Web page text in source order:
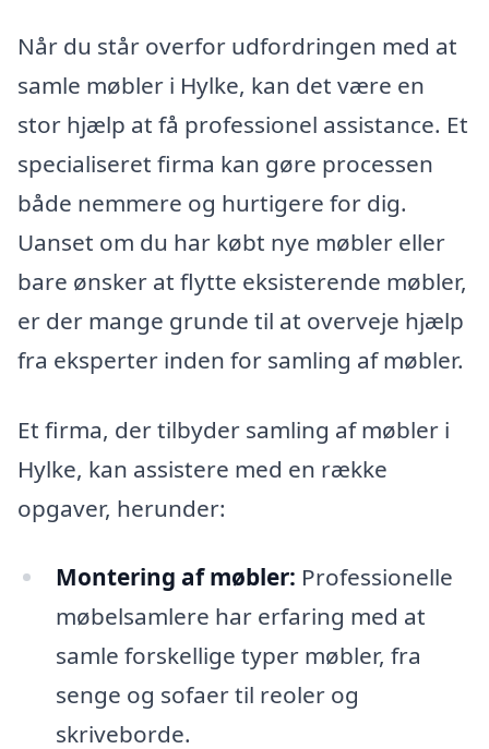
Når du står overfor udfordringen med at
samle møbler i Hylke, kan det være en
stor hjælp at få professionel assistance. Et
specialiseret firma kan gøre processen
både nemmere og hurtigere for dig.
Uanset om du har købt nye møbler eller
bare ønsker at flytte eksisterende møbler,
er der mange grunde til at overveje hjælp
fra eksperter inden for samling af møbler.
Et firma, der tilbyder samling af møbler i
Hylke, kan assistere med en række
opgaver, herunder:
Montering af møbler: Professionelle
møbelsamlere har erfaring med at
samle forskellige typer møbler, fra
senge og sofaer til reoler og
skriveborde.